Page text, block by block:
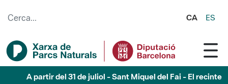
CA ES
A partir del 31 de juliol - Sant Miquel del Fai - El recinte